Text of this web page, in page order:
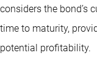
considers the bond’s
time to maturity,
potential profitability.